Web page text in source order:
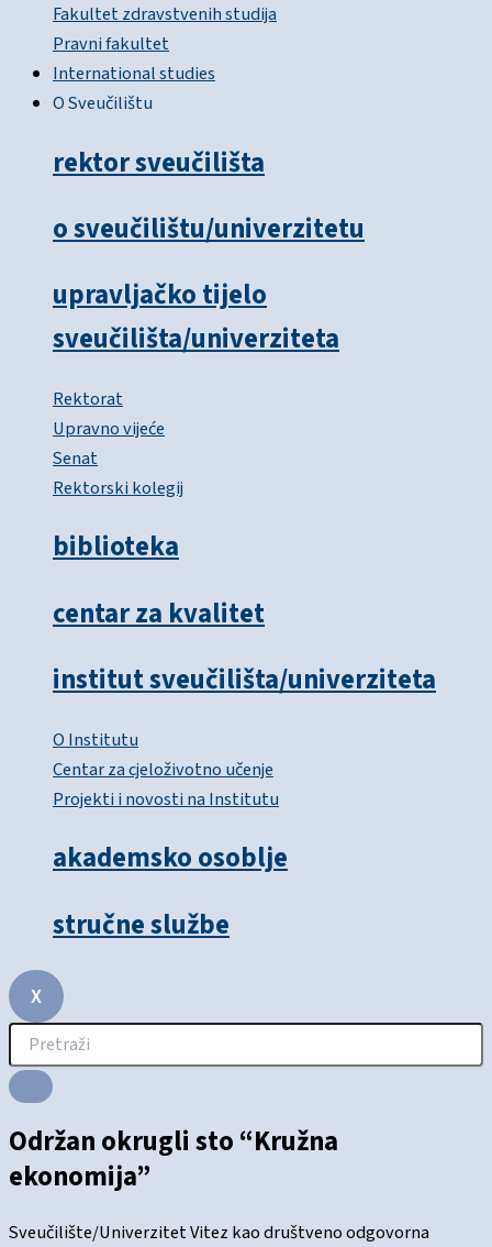
Fakultet zdravstvenih studija
Pravni fakultet
International studies
O Sveučilištu
rektor sveučilišta
o sveučilištu/univerzitetu
upravljačko tijelo
sveučilišta/univerziteta
Rektorat
Upravno vijeće
Senat
Rektorski kolegij
biblioteka
centar za kvalitet
institut sveučilišta/univerziteta
O Institutu
Centar za cjeloživotno učenje
Projekti i novosti na Institutu
akademsko osoblje
stručne službe
X
Održan okrugli sto “Kružna
ekonomija”
Sveučilište/Univerzitet Vitez kao društveno odgovorna